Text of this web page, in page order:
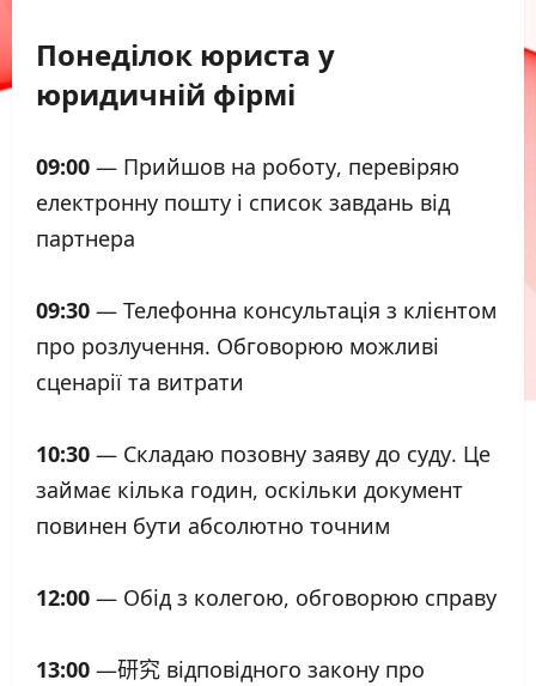
Понеділок юриста у
юридичній фірмі
09:00 — Прийшов на роботу, перевіряю
електронну пошту і список завдань від
партнера
09:30 — Телефонна консультація з клієнтом
про розлучення. Обговорюю можливі
сценарії та витрати
10:30 — Складаю позовну заяву до суду. Це
займає кілька годин, оскільки документ
повинен бути абсолютно точним
12:00 — Обід з колегою, обговорюю справу
13:00 —研究 відповідного закону про